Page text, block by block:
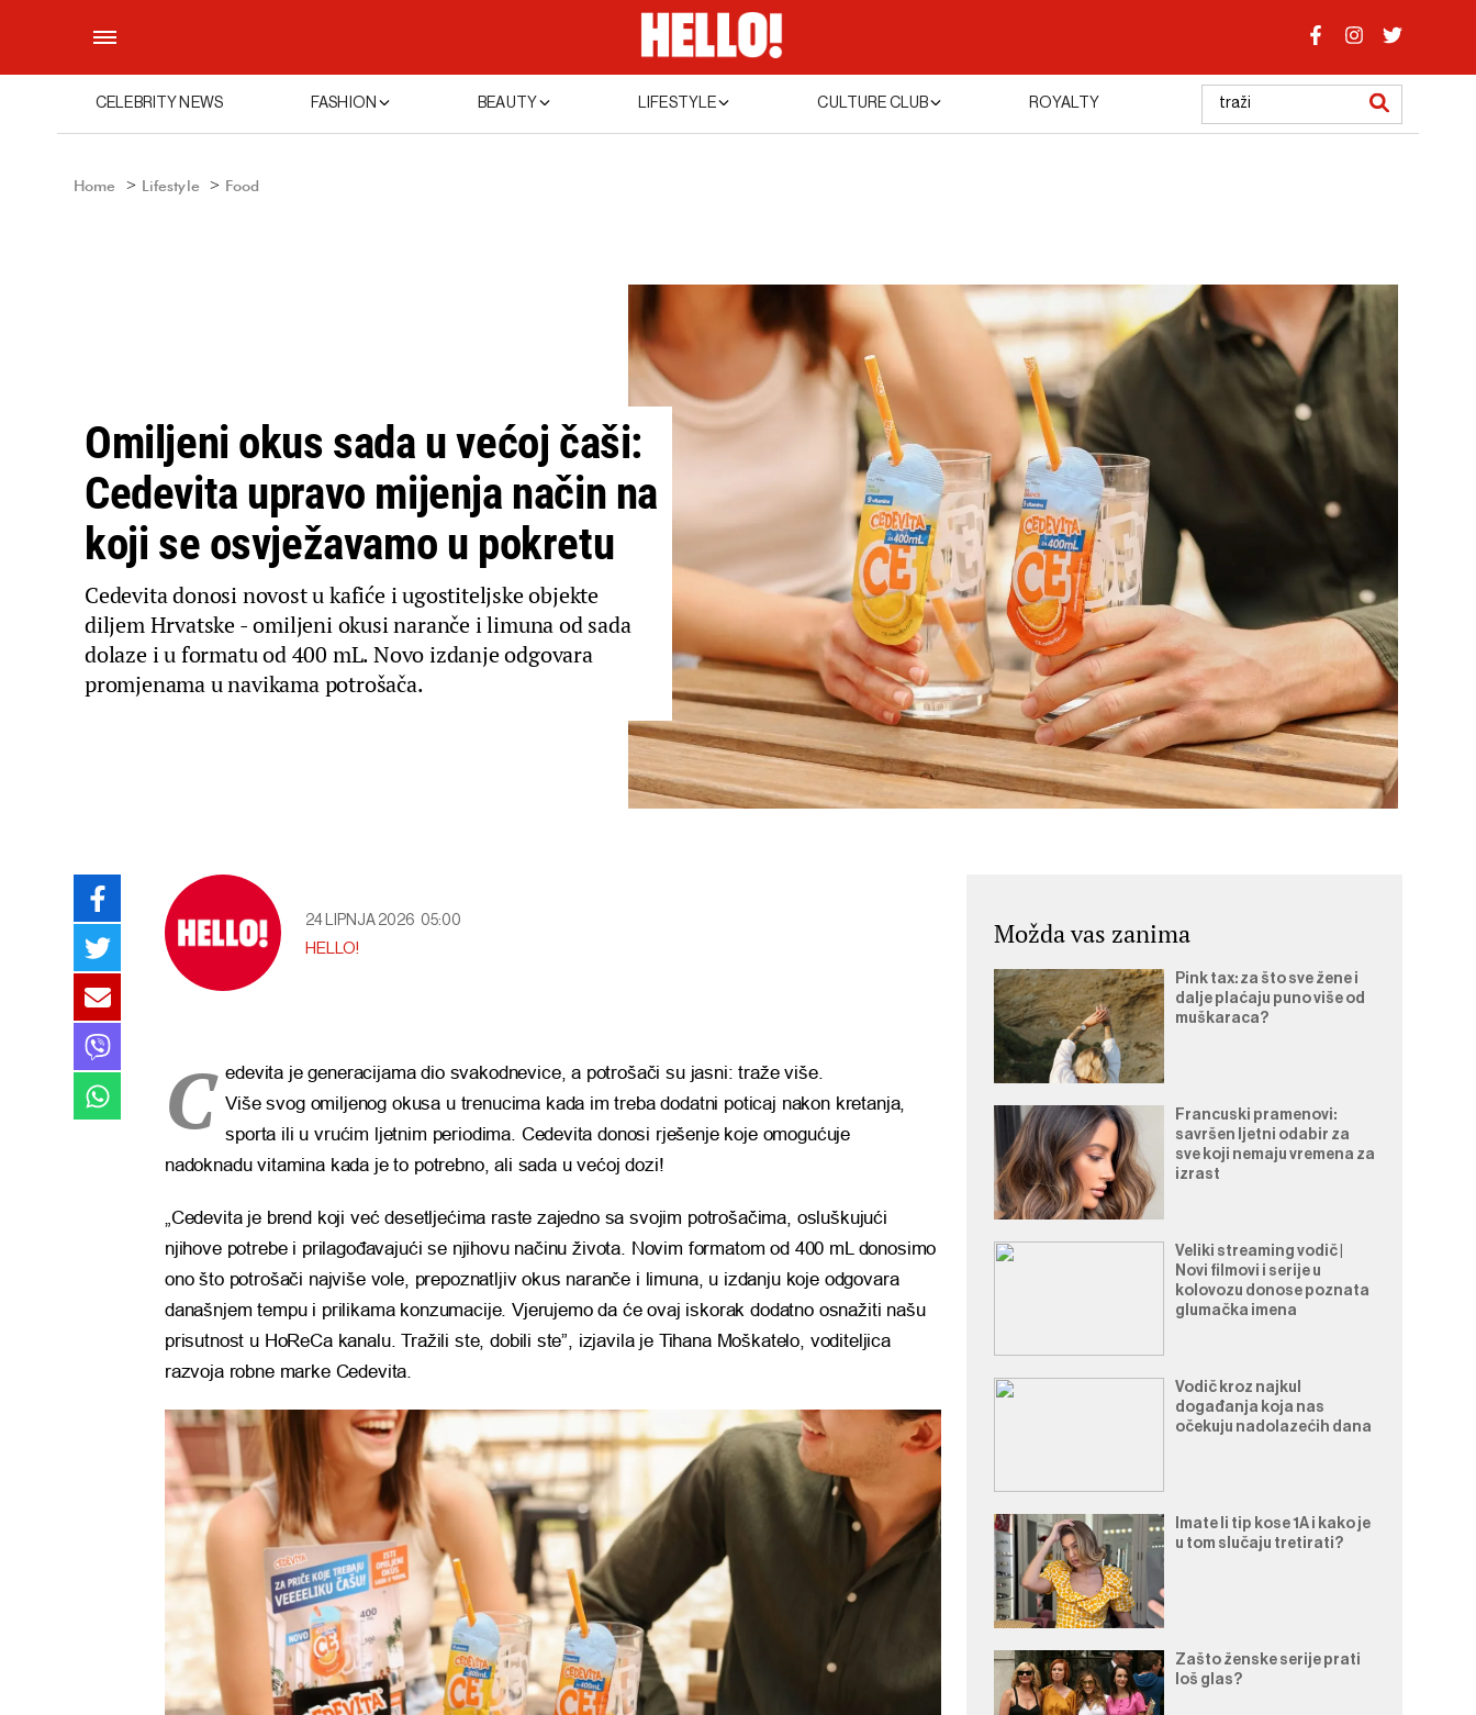
CELEBRITY NEWS FASHION BEAUTY LIFESTYLE CULTURE CLUB ROYALTY
Home Lifestyle Food
Omiljeni okus sada u većoj čaši:
Cedevita upravo mijenja način na
koji se osvježavamo u pokretu
Cedevita donosi novost u kafiće i ugostiteljske objekte
diljem Hrvatske - omiljeni okusi naranče i limuna od sada
dolaze i u formatu od 400 mL. Novo izdanje odgovara
promjenama u navikama potrošača.
24 LIPNJA 2026 05:00
HELLO!
C edevita je generacijama dio svakodnevice, a potrošači su jasni: traže više.
Više svog omiljenog okusa u trenucima kada im treba dodatni poticaj nakon kretanja,
sporta ili u vrućim ljetnim periodima. Cedevita donosi rješenje koje omogućuje
nadoknadu vitamina kada je to potrebno, ali sada u većoj dozi!
„Cedevita je brend koji već desetljećima raste zajedno sa svojim potrošačima, osluškujući
njihove potrebe i prilagođavajući se njihovu načinu života. Novim formatom od 400 mL donosimo
ono što potrošači najviše vole, prepoznatljiv okus naranče i limuna, u izdanju koje odgovara
današnjem tempu i prilikama konzumacije. Vjerujemo da će ovaj iskorak dodatno osnažiti našu
prisutnost u HoReCa kanalu. Tražili ste, dobili ste”, izjavila je Tihana Moškatelo, voditeljica
razvoja robne marke Cedevita.
Možda vas zanima
Pink tax: za što sve žene i
dalje plaćaju puno više od
muškaraca?
Francuski pramenovi:
savršen ljetni odabir za
sve koji nemaju vremena za
izrast
Veliki streaming vodič |
Novi filmovi i serije u
kolovozu donose poznata
glumačka imena
Vodič kroz najkul
događanja koja nas
očekuju nadolazećih dana
Imate li tip kose 1A i kako je
u tom slučaju tretirati?
Zašto ženske serije prati
loš glas?